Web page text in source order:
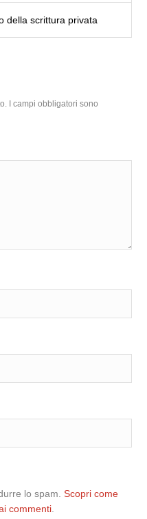
della scrittura privata
I campi obbligatori sono
lo spam.Scopri come
commenti